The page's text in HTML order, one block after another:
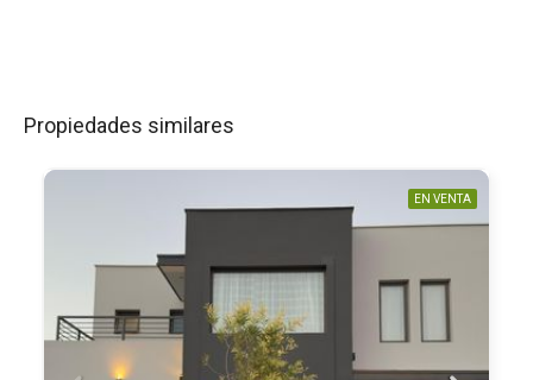
Propiedades similares
EN VENTA